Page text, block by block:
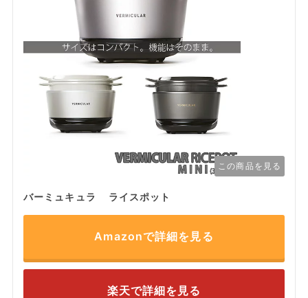
この商品を見る
バーミュキュラ ライスポット
Amazonで詳細を見る
楽天で詳細を見る